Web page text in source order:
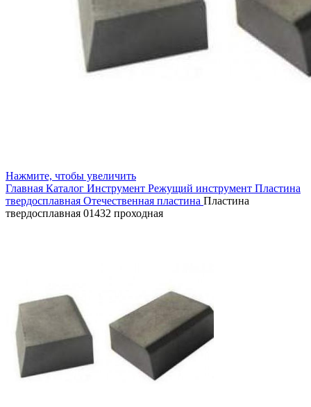
Нажмите, чтобы увеличить
Главная Каталог Инструмент Режущий инструмент Пластина
твердосплавная Отечественная пластина Пластина
твердосплавная 01432 проходная